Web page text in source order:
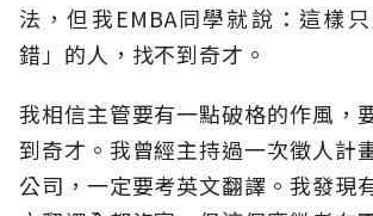
法，但我EMBA同學就說：這樣
錯」的人，找不到奇才。
我相信主管要有一點破格的作風，
到奇才。我曾經主持過一次徵人計
公司，一定要考英文翻譯。我發現